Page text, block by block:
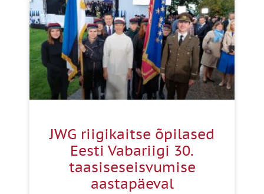
JWG riigikaitse õpilased
Eesti Vabariigi 30.
taasiseseisvumise
aastapäeval